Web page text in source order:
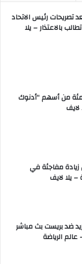
تصريحات رئيس الاتحاد
بالاعتذار – يلا
تعتزم طرح 15 بالمئة من أسهم “أدنوك
لايف
زيادة مفاجئة في
– يلا لايف
ضد بريست بث مباشر
الرياضة